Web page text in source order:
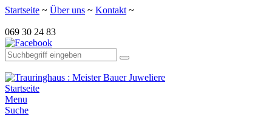
Startseite ~ Über uns ~ Kontakt ~
069 30 24 83
Startseite
Menu
Suche